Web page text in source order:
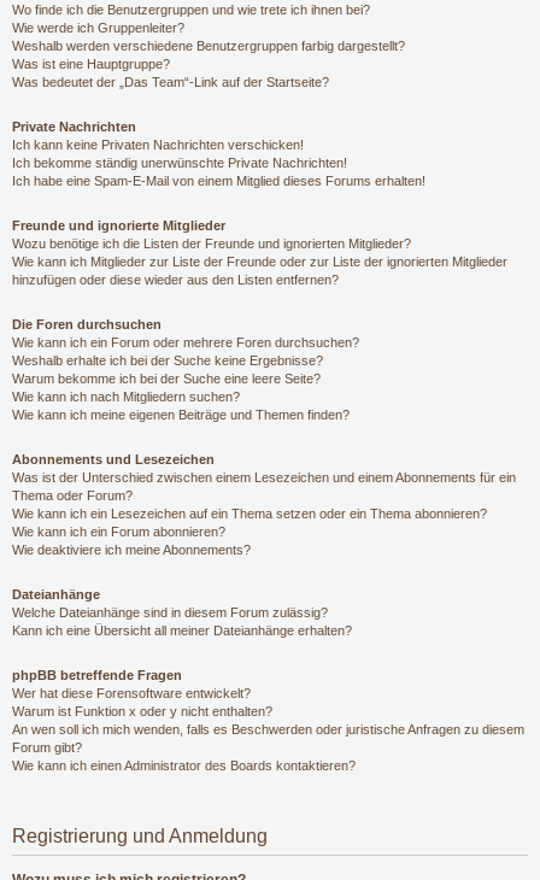
Wo finde ich die Benutzergruppen und wie trete ich ihnen bei?
Wie werde ich Gruppenleiter?
Weshalb werden verschiedene Benutzergruppen farbig dargestellt?
Was ist eine Hauptgruppe?
Was bedeutet der „Das Team“-Link auf der Startseite?
Private Nachrichten
Ich kann keine Privaten Nachrichten verschicken!
Ich bekomme ständig unerwünschte Private Nachrichten!
Ich habe eine Spam-E-Mail von einem Mitglied dieses Forums erhalten!
Freunde und ignorierte Mitglieder
Wozu benötige ich die Listen der Freunde und ignorierten Mitglieder?
Wie kann ich Mitglieder zur Liste der Freunde oder zur Liste der ignorierten Mitglieder
hinzufügen oder diese wieder aus den Listen entfernen?
Die Foren durchsuchen
Wie kann ich ein Forum oder mehrere Foren durchsuchen?
Weshalb erhalte ich bei der Suche keine Ergebnisse?
Warum bekomme ich bei der Suche eine leere Seite?
Wie kann ich nach Mitgliedern suchen?
Wie kann ich meine eigenen Beiträge und Themen finden?
Abonnements und Lesezeichen
Was ist der Unterschied zwischen einem Lesezeichen und einem Abonnements für ein
Thema oder Forum?
Wie kann ich ein Lesezeichen auf ein Thema setzen oder ein Thema abonnieren?
Wie kann ich ein Forum abonnieren?
Wie deaktiviere ich meine Abonnements?
Dateianhänge
Welche Dateianhänge sind in diesem Forum zulässig?
Kann ich eine Übersicht all meiner Dateianhänge erhalten?
phpBB betreffende Fragen
Wer hat diese Forensoftware entwickelt?
Warum ist Funktion x oder y nicht enthalten?
An wen soll ich mich wenden, falls es Beschwerden oder juristische Anfragen zu diesem
Forum gibt?
Wie kann ich einen Administrator des Boards kontaktieren?
Registrierung und Anmeldung